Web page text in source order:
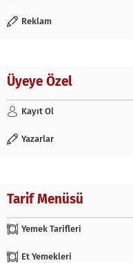
Reklam
Üyeye Özel
Kayıt Ol
Yazarlar
Tarif Menüsü
Yemek Tarifleri
Et Yemekleri